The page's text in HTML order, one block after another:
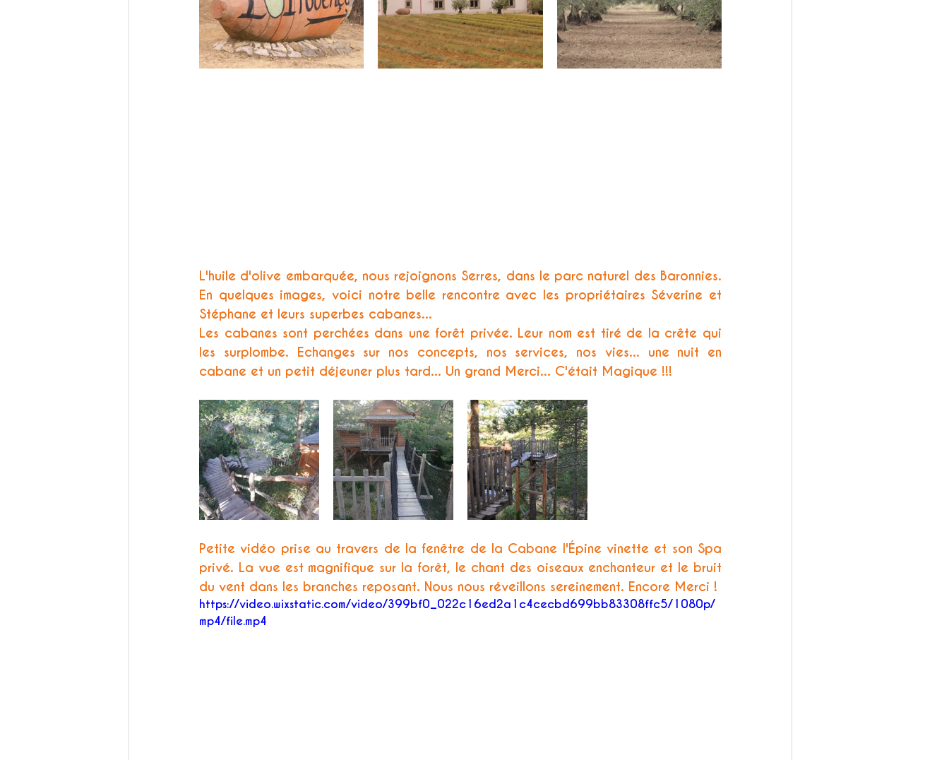
L'huile d'olive embarquée, nous rejoignons Serres, dans le parc naturel des Baronnies.
En quelques images, voici notre belle rencontre avec les propriétaires Séverine et
Stéphane et leurs superbes cabanes...
Les cabanes sont perchées dans une forêt privée. Leur nom est tiré de la crête qui
les surplombe. Echanges sur nos concepts, nos services, nos vies... une nuit en
cabane et un petit déjeuner plus tard... Un grand Merci... C'était Magique !!!
Petite vidéo prise au travers de la fenêtre de la Cabane l'Épine vinette et son Spa
privé. La vue est magnifique sur la forêt, le chant des oiseaux enchanteur et le bruit
du vent dans les branches reposant. Nous nous réveillons sereinement. Encore Merci !
https://video.wixstatic.com/video/399bf0_022c16ed2a1c4cecbd699bb83308ffc5/1080p/
mp4/file.mp4